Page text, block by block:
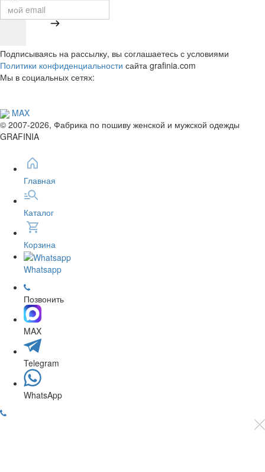
Подписываясь на рассылку, вы соглашаетесь с условиями
Политики конфиденциальности сайта grafinia.com
Мы в социальных сетях:
MAX
© 2007-2026, Фабрика по пошиву женской и мужской одежды
GRAFINIA
Главная
Каталог
Корзина
Whatsapp
Позвонить
MAX
Telegram
WhatsApp